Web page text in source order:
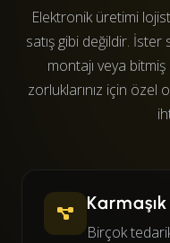
Elektronik üretimi
satış gibi değildir.
montajı veya bitmiş
zorluklarınız için özel
Birçok